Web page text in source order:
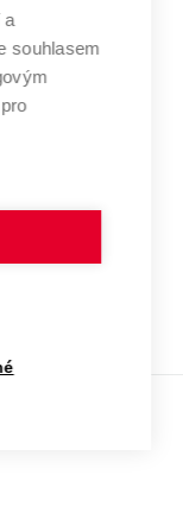
a
souhlasem